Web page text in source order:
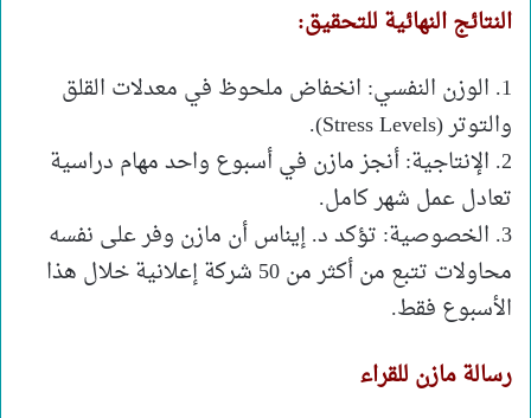
النتائج النهائية للتحقيق:
1. الوزن النفسي: انخفاض ملحوظ في معدلات القلق
والتوتر (Stress Levels).
2. الإنتاجية: أنجز مازن في أسبوع واحد مهام دراسية
تعادل عمل شهر كامل.
3. الخصوصية: تؤكد د. إيناس أن مازن وفر على نفسه
محاولات تتبع من أكثر من 50 شركة إعلانية خلال هذا
الأسبوع فقط.
رسالة مازن للقراء